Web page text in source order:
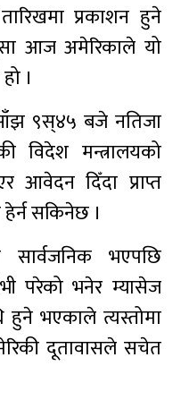
प्रकाशन हुने
आज अमेरिकाले यो
।
९स्४५ बजे नतिजा
विदेश मन्त्रालयको
आवेदन दिँदा प्राप्त
सकिनेछ ।
भएपछि
परेको भनेर म्यासेज
हुने भएकाले त्यस्तोमा
दूतावासले सचेत